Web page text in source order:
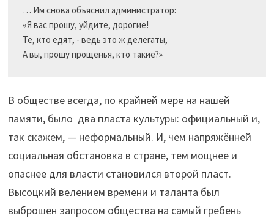
… Им снова объяснил администратор:
«Я вас прошу, уйдите, дорогие!
Те, кто едят, - ведь это ж делегаты,
А вы, прошу прощенья, кто такие?»
В обществе всегда, по крайней мере на нашей
памяти, было два пласта культуры: официальный и,
так скажем, — неформальный. И, чем напряжённей
социальная обстановка в стране, тем мощнее и
опаснее для власти становился второй пласт.
Высоцкий велением времени и таланта был
выброшен запросом общества на самый гребень